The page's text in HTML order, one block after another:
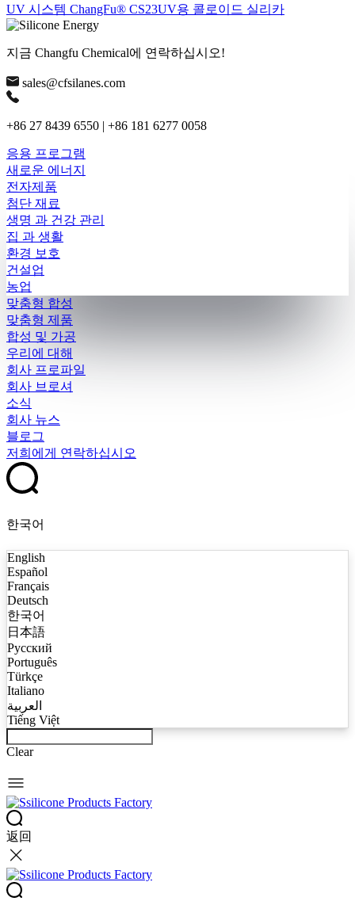
UV 시스템 ChangFu® CS23UV용 콜로이드 실리카
지금 Changfu Chemical에 연락하십시오!
sales@cfsilanes.com
+86 27 8439 6550 | +86 181 6277 0058
응용 프로그램
새로운 에너지
전자제품
첨단 재료
생명 과 건강 관리
집 과 생활
환경 보호
건설업
농업
맞춤형 합성
맞춤형 제품
합성 및 가공
우리에 대해
회사 프로파일
회사 브로셔
소식
회사 뉴스
블로그
저희에게 연락하십시오
한국어
English
Español
Français
Deutsch
한국어
日本語
Русский
Português
Türkçe
Italiano
العربية
Tiếng Việt
Clear
返回